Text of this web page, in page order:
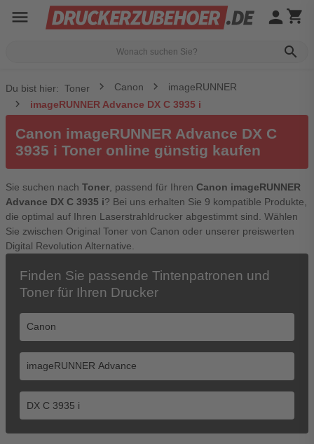
menu
search
person shopping_cart
Du bist hier: Toner Canon
imageRUNNER
imageRUNNER Advance DX C 3935 i
Canon imageRUNNER Advance DX C
3935 i Toner online günstig kaufen
Sie suchen nach Toner, passend für Ihren Canon imageRUNNER
Advance DX C 3935 i? Bei uns erhalten Sie 9 kompatible Produkte,
die optimal auf Ihren Laserstrahldrucker abgestimmt sind. Wählen
Sie zwischen Original Toner von Canon oder unserer preiswerten
Digital Revolution Alternative.
Finden Sie passende Tintenpatronen und
Toner für Ihren Drucker